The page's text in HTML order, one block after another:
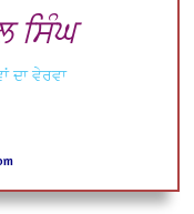
ਸਿੰਘ
ਦਾ ਵੇਰਵਾ